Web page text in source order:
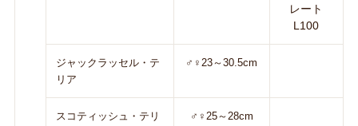
レート
L100
ジャックラッセル・テ
リア
♂♀23～30.5cm
スコティッシュ・テリ
♂♀25～28cm